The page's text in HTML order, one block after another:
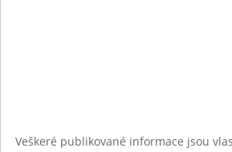
Veškeré publikované informace jsou